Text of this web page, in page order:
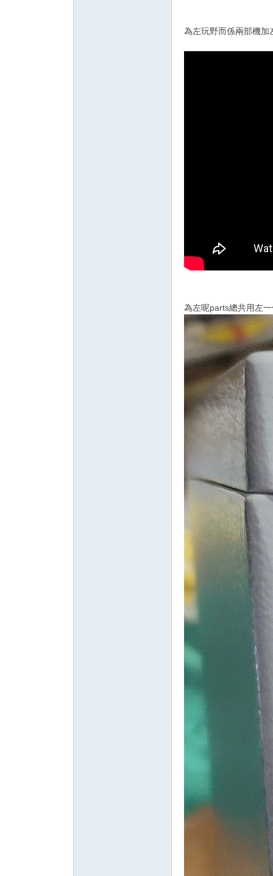
為左玩野而係兩部機
為左呢parts總共用左